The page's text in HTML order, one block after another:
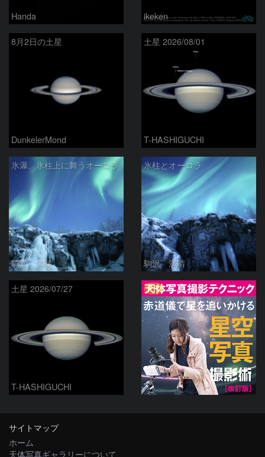
Handa ikeken
8月2日の土星
DunkelerMond
土星 2026/08/01
T-HASHIGUCHI
氷瀑、氷柱上に舞うオーロラ
駒沢 満晴
氷柱とオーロラ
駒沢 満晴
土星 2026/07/27
T-HASHIGUCHI
PR
サイトマップ
ホーム
天体写真ギャラリーについて